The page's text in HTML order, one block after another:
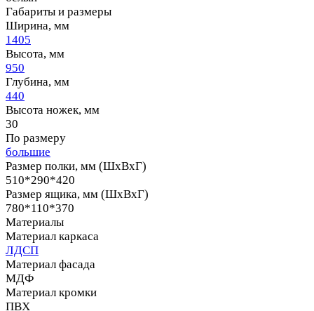
Габариты и размеры
Ширина, мм
1405
Высота, мм
950
Глубина, мм
440
Высота ножек, мм
30
По размеру
большие
Размер полки, мм (ШхВхГ)
510*290*420
Размер ящика, мм (ШхВхГ)
780*110*370
Материалы
Материал каркаса
ЛДСП
Материал фасада
МДФ
Материал кромки
ПВХ